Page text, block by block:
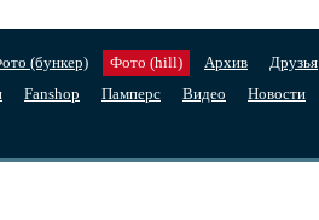
(бункер) Фото (hill) Архив Друзья
Fanshop Памперс Видео Новости